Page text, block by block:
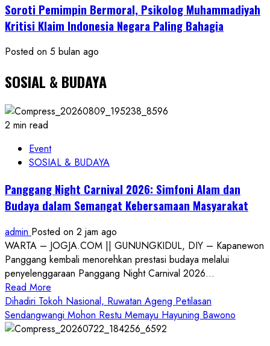
Soroti Pemimpin Bermoral, Psikolog Muhammadiyah
Kritisi Klaim Indonesia Negara Paling Bahagia
Posted on 5 bulan ago
SOSIAL & BUDAYA
2 min read
Event
SOSIAL & BUDAYA
Panggang Night Carnival 2026: Simfoni Alam dan
Budaya dalam Semangat Kebersamaan Masyarakat
admin Posted on 2 jam ago
WARTA – JOGJA.COM || GUNUNGKIDUL, DIY – Kapanewon
Panggang kembali menorehkan prestasi budaya melalui
penyelenggaraan Panggang Night Carnival 2026...
Read More
more
about
Panggang
Dihadiri Tokoh Nasional, Ruwatan Ageng Petilasan
Sendangwangi Mohon Restu Memayu Hayuning Bawono